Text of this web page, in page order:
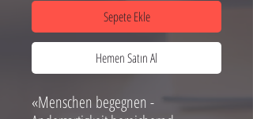
Sepete Ekle
Hemen Satın Al
«Menschen begegnen -